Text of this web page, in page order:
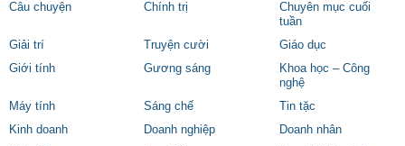
Câu chuyện
Chính trị
Chuyên mục cuối
tuần
Giải trí
Truyện cười
Giáo dục
Giới tính
Gương sáng
Khoa học – Công
nghệ
Máy tính
Sáng chế
Tin tặc
Kinh doanh
Doanh nghiệp
Doanh nhân